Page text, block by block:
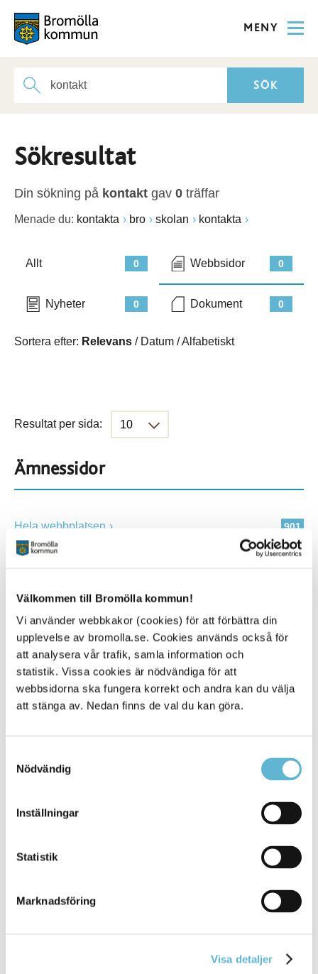
Välkommen till Bromölla kommun!
Vi använder webbkakor (cookies) för att förbättra din
upplevelse av bromolla.se. Cookies används också för
att analysera vår trafik, samla information och
statistik. Vissa cookies är nödvändiga för att
webbsidorna ska fungera korrekt och andra kan du välja
att stänga av. Nedan finns de val du kan göra.
Nödvändig
Inställningar
Statistik
Marknadsföring
Visa detaljer
MENY
Sökresultat
Din sökning på kontakt gav 0 träffar
Menade du: kontakta bro skolan kontakta
0
Allt 0
Webbsidor
0
Nyheter 0
Dokument
Sortera efter: Relevans / Datum /Alfabetiskt
Resultat per sida:
Ämnessidor
901
Hela webbplatsen
Alla platser
KONTAKT
Besöksadress
Box 18, 295 21 Bromölla